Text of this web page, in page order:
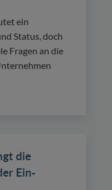
ein
Status, doch
Fragen an die
die
Ein-